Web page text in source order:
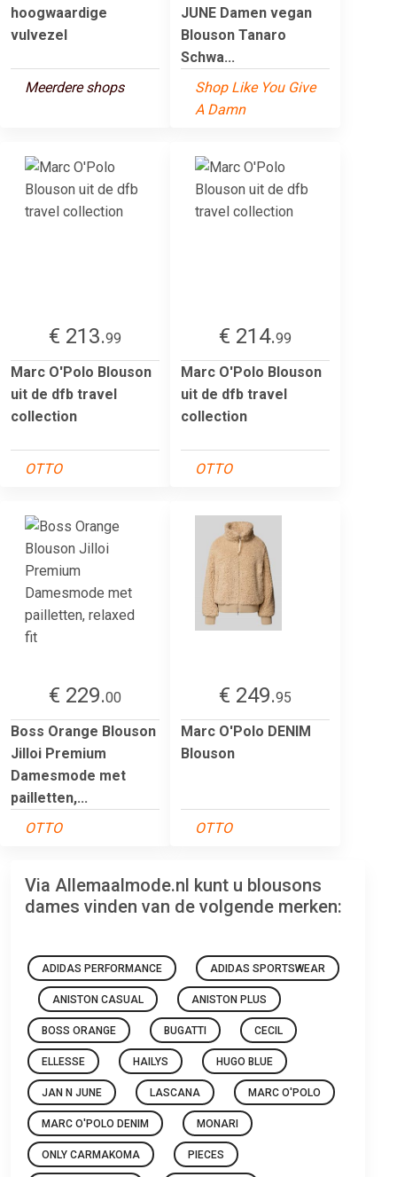
hoogwaardige
vulvezel
Meerdere shops
JUNE Damen vegan
Blouson Tanaro
Schwa...
Shop Like You Give
A Damn
€ 213.99
Marc O'Polo Blouson
uit de dfb travel
collection
OTTO
€ 214.99
Marc O'Polo Blouson
uit de dfb travel
collection
OTTO
€ 229.00
Boss Orange Blouson
Jilloi Premium
Damesmode met
pailletten,...
OTTO
€ 249.95
Marc O'Polo DENIM
Blouson
OTTO
Via Allemaalmode.nl kunt u blousons
dames vinden van de volgende merken:
ADIDAS PERFORMANCE ADIDAS SPORTSWEAR
ANISTON CASUAL ANISTON PLUS
BOSS ORANGE BUGATTI CECIL
ELLESSE HAILYS HUGO BLUE
JAN N JUNE LASCANA MARC O'POLO
MARC O'POLO DENIM MONARI
ONLY CARMAKOMA PIECES